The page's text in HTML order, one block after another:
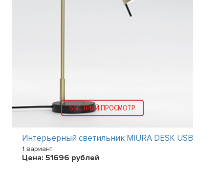
БЫСТРЫЙ ПРОСМОТР
Интерьерный светильник MIURA DESK USB
1 вариант
Цена: 51696 рублей